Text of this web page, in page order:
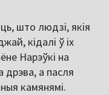
што людзі, якія
кідалі ў іх
Нарэўкі на
дрэва, а пасля
камянямі.